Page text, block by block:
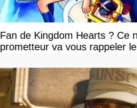
Fan de Kingdom Hearts ? Ce
prometteur va vous rappeler